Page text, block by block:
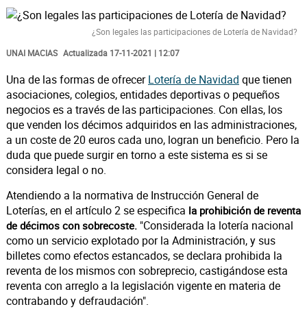
¿Son legales las participaciones de Lotería de Navidad?
UNAI MACIAS Actualizada 17-11-2021 | 12:07
Una de las formas de ofrecerLotería de Navidad que tienen
asociaciones, colegios, entidades deportivas o pequeños
negocios es a través de las participaciones. Con ellas, los
que venden los décimos adquiridos en las administraciones,
a un coste de 20 euros cada uno, logran un beneficio. Pero la
duda que puede surgir en torno a este sistema es si se
considera legal o no.
Atendiendo a la normativa de Instrucción General de
Loterías, en el artículo 2 se especifica la prohibición de reventa
de décimos con sobrecoste. "Considerada la lotería nacional
como un servicio explotado por la Administración, y sus
billetes como efectos estancados, se declara prohibida la
reventa de los mismos con sobreprecio, castigándose esta
reventa con arreglo a la legislación vigente en materia de
contrabando y defraudación".